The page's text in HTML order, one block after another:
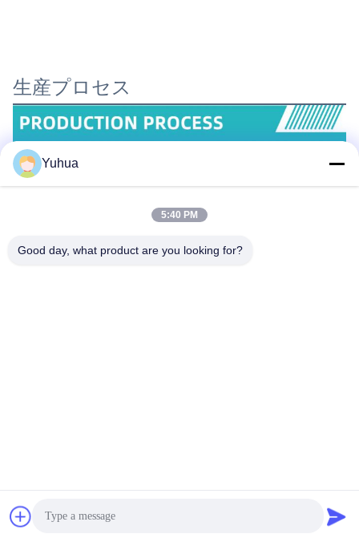
生産プロセス
Yuhua
5:40 PM
Good day, what product are you looking for?